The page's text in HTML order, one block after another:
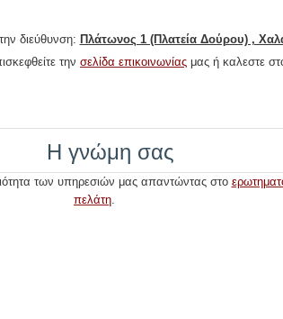
διεύθυνση: Πλάτωνος 1 (Πλατεία Δούρου) ,
την σελίδα επικοινωνίας μας ή καλεστε
Η γνώμη σας
των υπηρεσιών μας απαντώντας στο
πελάτη.